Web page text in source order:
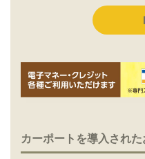
カーポートを導入され